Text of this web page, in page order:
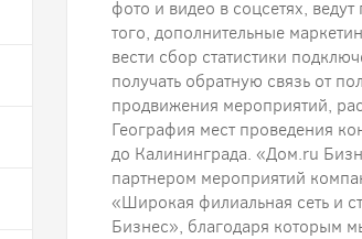
фото и видео в соцсетях,
того, дополнительные
вести сбор статистики
получать обратную связь от
продвижения мероприятий,
География мест проведения
до Калининграда. «Дом.ru
партнером мероприятий
«Широкая филиальная сеть и
Бизнес», благодаря которым